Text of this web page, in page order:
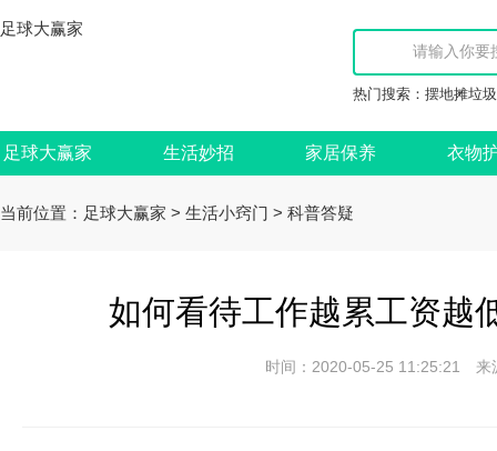
足球大赢家
热门搜索： 摆地摊垃
足球大赢家 生活妙招 家居保养 衣物
当前位置： 足球大赢家 > 生活小窍门 > 科普答疑
如何看待工作越累工资越
时间：2020-05-25 11:25:21